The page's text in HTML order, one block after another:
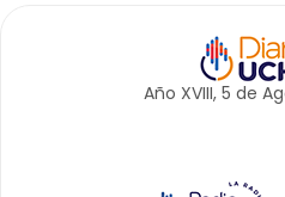
Año XVIII, 5 de